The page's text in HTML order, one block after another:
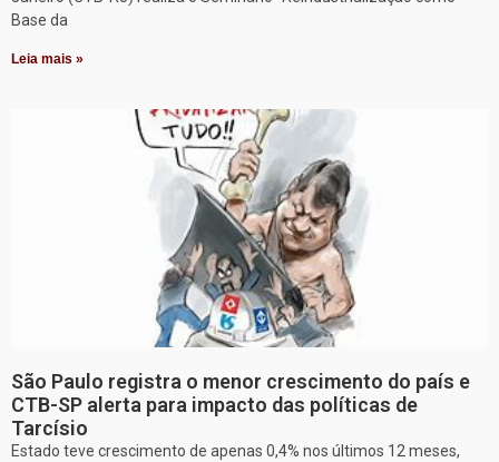
Base da
Leia mais »
São Paulo registra o menor crescimento do país e
CTB-SP alerta para impacto das políticas de
Tarcísio
Estado teve crescimento de apenas 0,4% nos últimos 12 meses,